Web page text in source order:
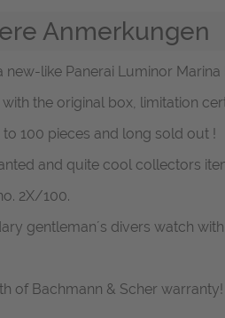
Anmerkungen
new-like Panerai Luminor Marina
the original box, limitation
to 100 pieces and long sold out !
and quite cool collectors
2X/100.
gentleman´s divers watch
of Bachmann & Scher warranty!